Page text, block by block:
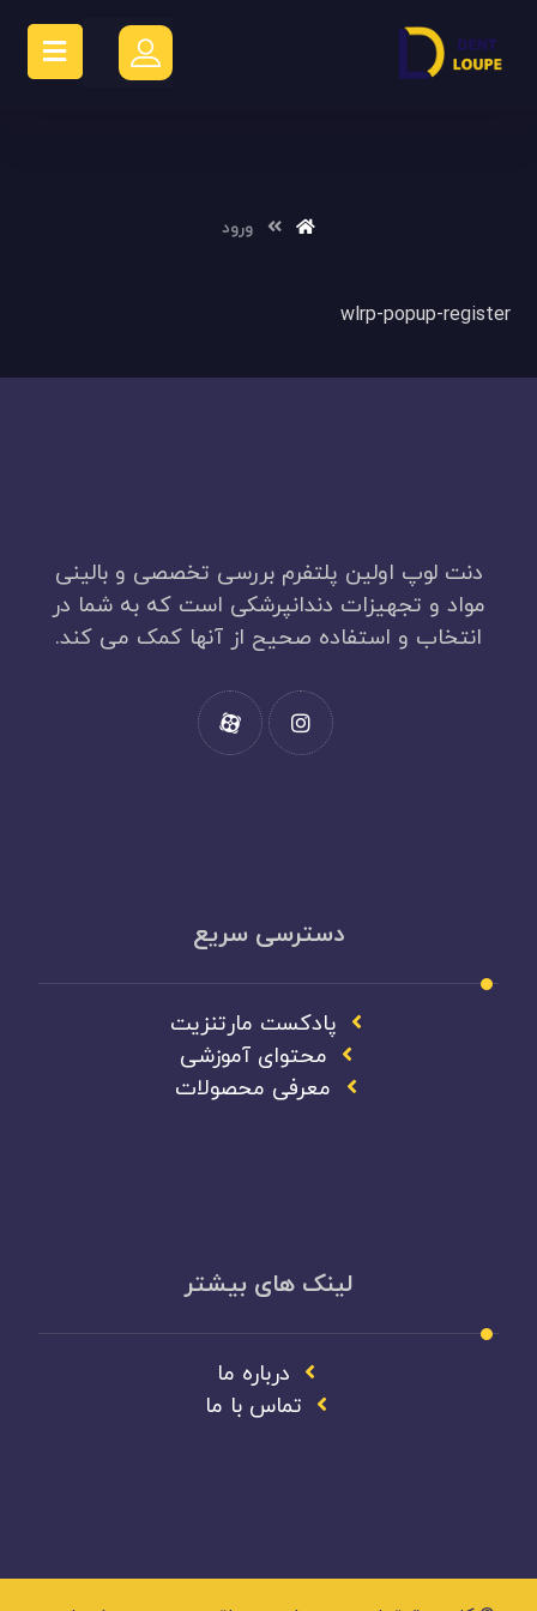
ورود
wlrp-popup-register
دنت لوپ اولین پلتفرم بررسی تخصصی و بالینی
مواد و تجهیزات دندانپرشکی است که به شما در
انتخاب و استفاده صحیح از آنها کمک می کند.
دسترسی سریع
پادکست مارتنزیت
محتوای آموزشی
معرفی محصولات
لینک های بیشتر
درباره ما
تماس با ما